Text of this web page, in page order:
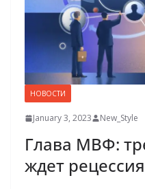
НОВОСТИ
January 3, 2023 New_Style
Глава МВФ:
ждет рецессия